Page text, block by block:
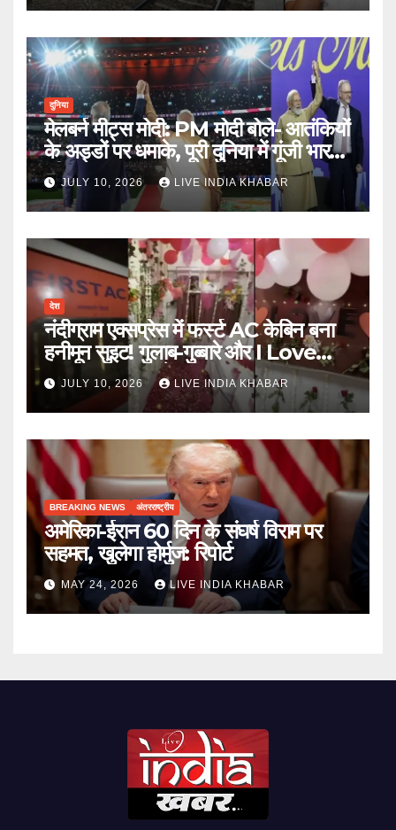
दुनिया
मेलबर्न मीट्स मोदी: PM मोदी बोले- आतंकियों
के अड्डों पर धमाके, पूरी दुनिया में गूंजी भारत
की ताकत
JULY 10, 2026 LIVE INDIA KHABAR
देश
नंदीग्राम एक्सप्रेस में फर्स्ट AC केबिन बना
हनीमून सुइट! गुलाब-गुब्बारे और I Love
You, TTE सस्पेंड
JULY 10, 2026 LIVE INDIA KHABAR
BREAKING NEWS अंतरराष्ट्रीय
अमेरिका-ईरान 60 दिन के संघर्ष विराम पर
सहमत, खुलेगा होर्मुज: रिपोर्ट
MAY 24, 2026 LIVE INDIA KHABAR